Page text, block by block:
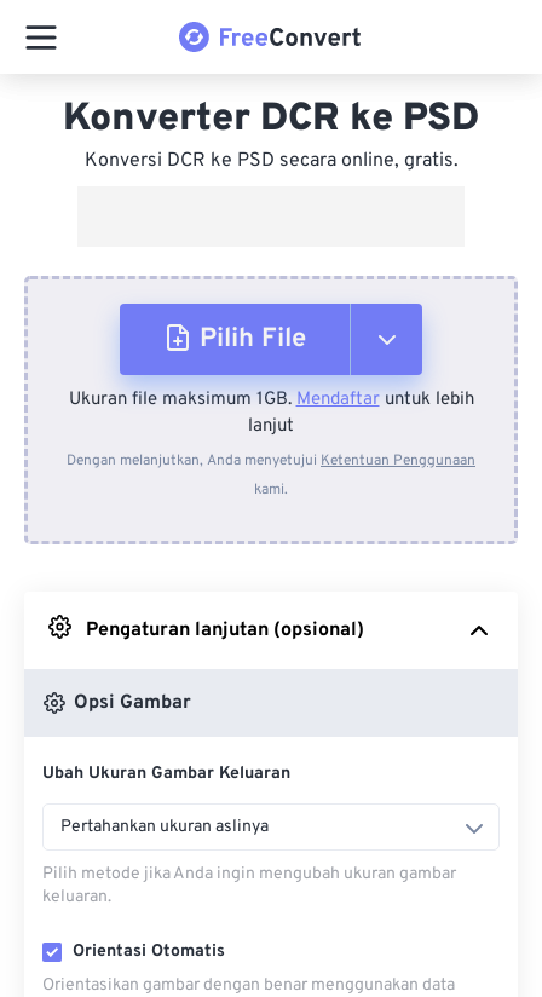
Konverter DCR ke PSD
Konversi DCR ke PSD secara online, gratis.
Pilih File
Dari Perangkat
Dari Dropbox
Ukuran file maksimum 1GB.Mendaftaruntuk lebih
lanjut
Dengan melanjutkan, Anda menyetujui Ketentuan Penggunaan
kami.
Pengaturan lanjutan (opsional)
Opsi Gambar
Ubah Ukuran Gambar Keluaran
Pertahankan ukuran aslinya
Pilih metode jika Anda ingin mengubah ukuran gambar
keluaran.
Orientasi Otomatis
Orientasikan gambar dengan benar menggunakan data